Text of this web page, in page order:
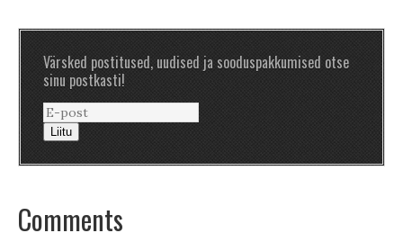
Värsked postitused, uudised ja sooduspakkumised otse
sinu postkasti!
Liitu
Comments